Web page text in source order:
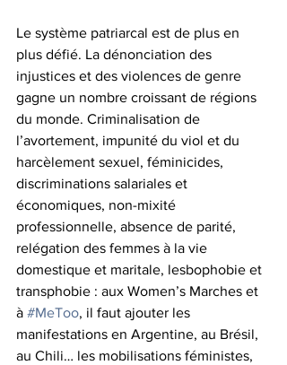
Le système patriarcal est de plus en
plus défié. La dénonciation des
injustices et des violences de genre
gagne un nombre croissant de régions
du monde. Criminalisation de
l’avortement, impunité du viol et du
harcèlement sexuel, féminicides,
discriminations salariales et
économiques, non-mixité
professionnelle, absence de parité,
relégation des femmes à la vie
domestique et maritale, lesbophobie et
transphobie : aux Women’s Marches et
à #MeToo, il faut ajouter les
manifestations en Argentine, au Brésil,
au Chili… les mobilisations féministes,